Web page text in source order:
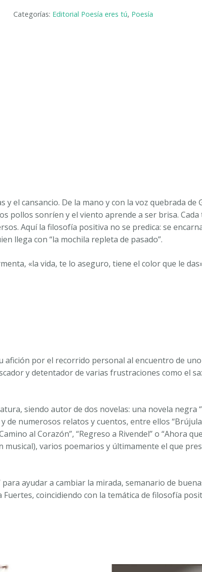
DE
Categorías: Editorial Poesía eres tú, Poesía
cansancio. De la mano y con la voz quebrada de
pollos sonríen y el viento aprende a ser brisa.
Aquí la filosofía positiva no se predica: se
llega con “la mochila repleta de pasado”.
«la vida, te lo aseguro, tiene el color que le
por el recorrido personal al encuentro de
y detentador de varias frustraciones como el
siendo autor de dos novelas: una novela negra
de numerosos relatos y cuentos, entre ellos
al Corazón”, “Regreso a Rivendel” o “Ahora
varios poemarios y últimamente el que
ayudar a cambiar la mirada, semanario de
coincidiendo con la temática de filosofía